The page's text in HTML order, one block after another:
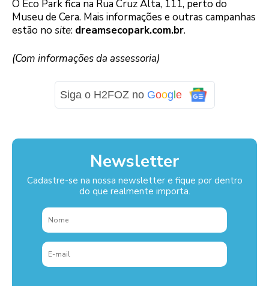
O Eco Park fica na Rua Cruz Alta, 111, perto do
Museu de Cera. Mais informações e outras campanhas
estão no site: dreamsecopark.com.br.
(Com informações da assessoria)
Siga o H2FOZ no Google
Newsletter
Cadastre-se na nossa newsletter e fique por dentro
do que realmente importa.